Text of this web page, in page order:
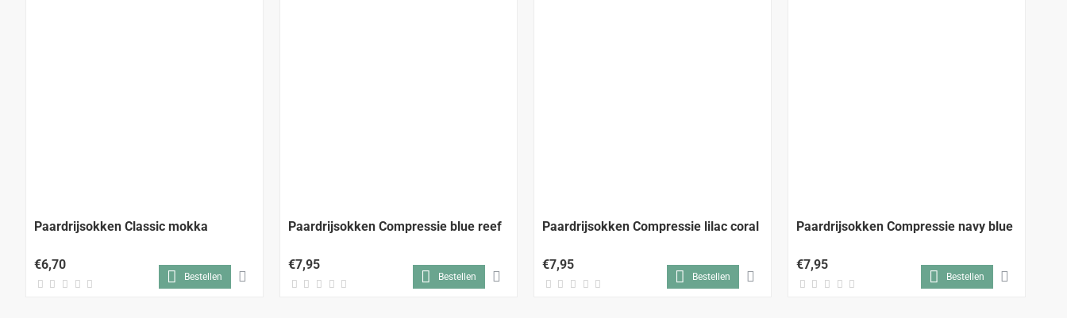
Paardrijsokken Classic mokka
€6,70
Bestellen
Paardrijsokken Compressie blue reef
€7,95
Bestellen
Paardrijsokken Compressie lilac coral
€7,95
Bestellen
Paardrijsokken Compressie navy blue
€7,95
Bestellen